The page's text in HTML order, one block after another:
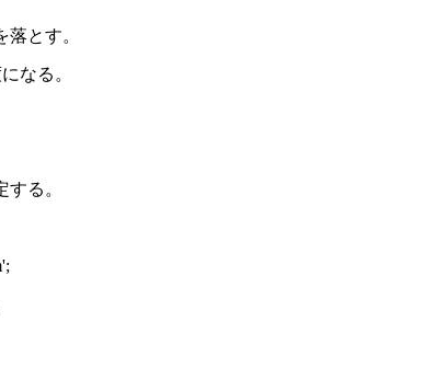
とす。
なる。
る。